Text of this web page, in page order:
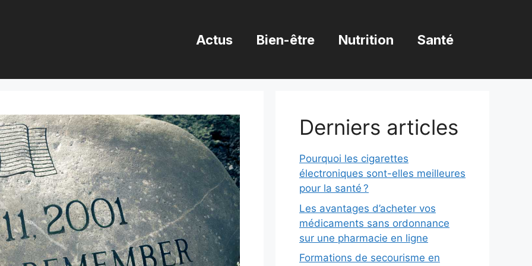
Actus Bien-être Nutrition Santé
Derniers articles
Pourquoi les cigarettes
électroniques sont-elles meilleures
pour la santé ?
Les avantages d’acheter vos
médicaments sans ordonnance
sur une pharmacie en ligne
Formations de secourisme en